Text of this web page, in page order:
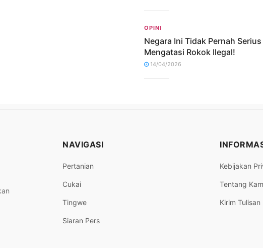
OPINI
Negara Ini Tidak Pernah Serius
Mengatasi Rokok Ilegal!
14/04/2026
NAVIGASI
Pertanian
Cukai
Tingwe
Siaran Pers
Kebijakan
Tentang
Kirim Tulisan